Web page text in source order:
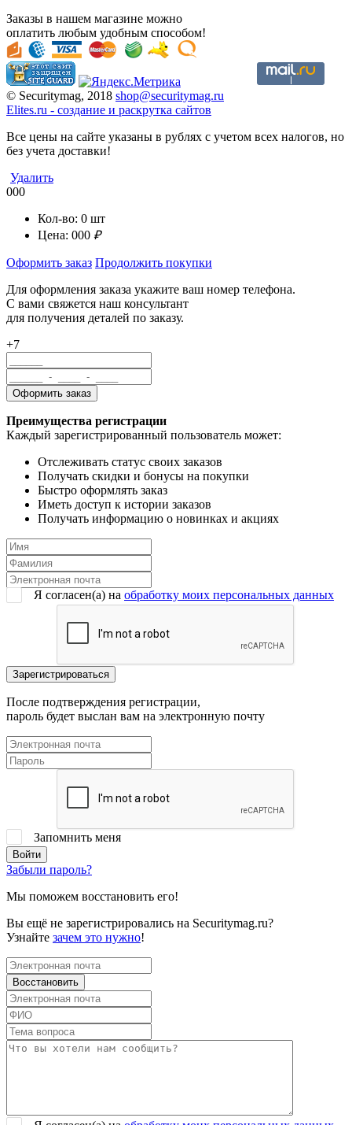
Заказы в нашем магазине можно
оплатить любым удобным способом!
© Securitymag, 2018 shop@securitymag.ru
Elites.ru - cоздание и раскрутка сайтов
Все цены на сайте указаны в рублях с учетом всех налогов, но
без учета доставки!
Удалить
000
Кол-во: 0 шт
Цена: 000 ₽
Оформить заказ Продолжить покупки
Для оформления заказа укажите ваш номер телефона.
С вами свяжется наш консультант
для получения деталей по заказу.
+7
Преимущества регистрации
Каждый зарегистрированный пользователь может:
Отслеживать статус своих заказов
Получать скидки и бонусы на покупки
Быстро оформлять заказ
Иметь доступ к истории заказов
Получать информацию о новинках и акциях
Я согласен(a) на обработку моих персональных данных
После подтверждения регистрации,
пароль будет выслан вам на электронную почту
Запомнить меня
Забыли пароль?
Мы поможем восстановить его!
Вы ещё не зарегистрировались на Securitymag.ru?
Узнайте зачем это нужно!